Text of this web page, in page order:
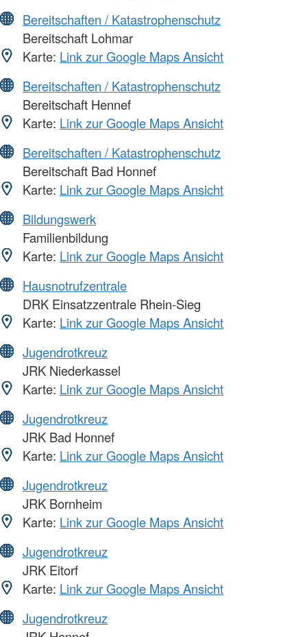
Bereitschaften / Katastrophenschutz
Bereitschaft Lohmar
Karte: Link zur Google Maps Ansicht
Bereitschaften / Katastrophenschutz
Bereitschaft Hennef
Karte: Link zur Google Maps Ansicht
Bereitschaften / Katastrophenschutz
Bereitschaft Bad Honnef
Karte: Link zur Google Maps Ansicht
Bildungswerk
Familienbildung
Karte: Link zur Google Maps Ansicht
Hausnotrufzentrale
DRK Einsatzzentrale Rhein-Sieg
Karte: Link zur Google Maps Ansicht
Jugendrotkreuz
JRK Niederkassel
Karte: Link zur Google Maps Ansicht
Jugendrotkreuz
JRK Bad Honnef
Karte: Link zur Google Maps Ansicht
Jugendrotkreuz
JRK Bornheim
Karte: Link zur Google Maps Ansicht
Jugendrotkreuz
JRK Eitorf
Karte: Link zur Google Maps Ansicht
Jugendrotkreuz